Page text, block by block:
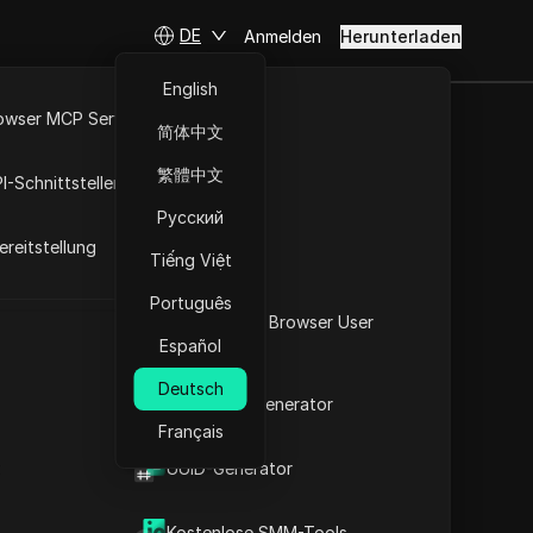
Was ist mein Browser User
Agent
2FA-Code-Generator
UUID-Generator
MCP Server
Schnittstellen
DE
English
简体中文
繁體中文
Русский
Tiếng Việt
Português
Español
Deutsch
Français
Anmelden Herunterladen
im Jahr 2025
Bald verfügbar
Online-Sicherheit und -Leistung zu